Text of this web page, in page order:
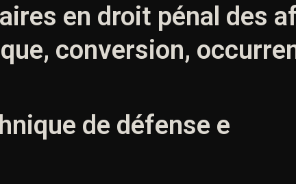
en droit pénal des
conversion,
de défense e